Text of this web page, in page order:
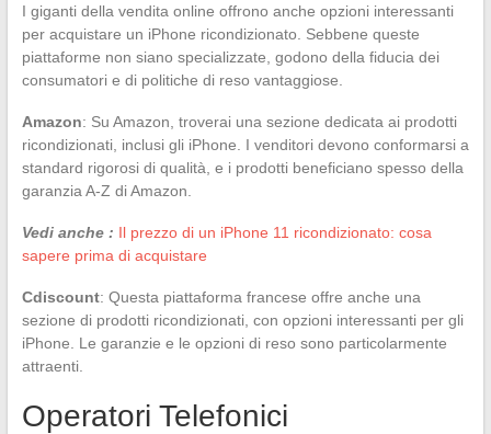
I giganti della vendita online offrono anche opzioni interessanti
per acquistare un iPhone ricondizionato. Sebbene queste
piattaforme non siano specializzate, godono della fiducia dei
consumatori e di politiche di reso vantaggiose.
Amazon: Su Amazon, troverai una sezione dedicata ai prodotti
ricondizionati, inclusi gli iPhone. I venditori devono conformarsi a
standard rigorosi di qualità, e i prodotti beneficiano spesso della
garanzia A-Z di Amazon.
Vedi anche : Il prezzo di un iPhone 11 ricondizionato: cosa
sapere prima di acquistare
Cdiscount: Questa piattaforma francese offre anche una
sezione di prodotti ricondizionati, con opzioni interessanti per gli
iPhone. Le garanzie e le opzioni di reso sono particolarmente
attraenti.
Operatori Telefonici